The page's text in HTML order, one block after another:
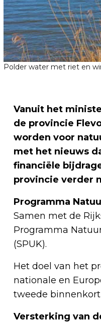
Polder water met riet en
Vanuit het
de provincie
worden voor
met het nieuws
financiële
provincie verder
Programma
Samen met de
Programma
(SPUK).
Het doel van het
nationale en
tweede
Versterking van